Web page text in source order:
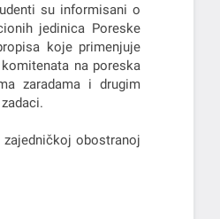
su informisani o
jedinica Poreske
koje primenjuje
na poreska
zaradama i drugim
obostranoj